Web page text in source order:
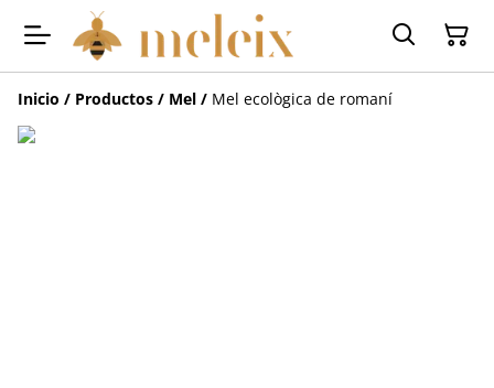
Inicio / Productos / Mel / Mel ecològica de romaní